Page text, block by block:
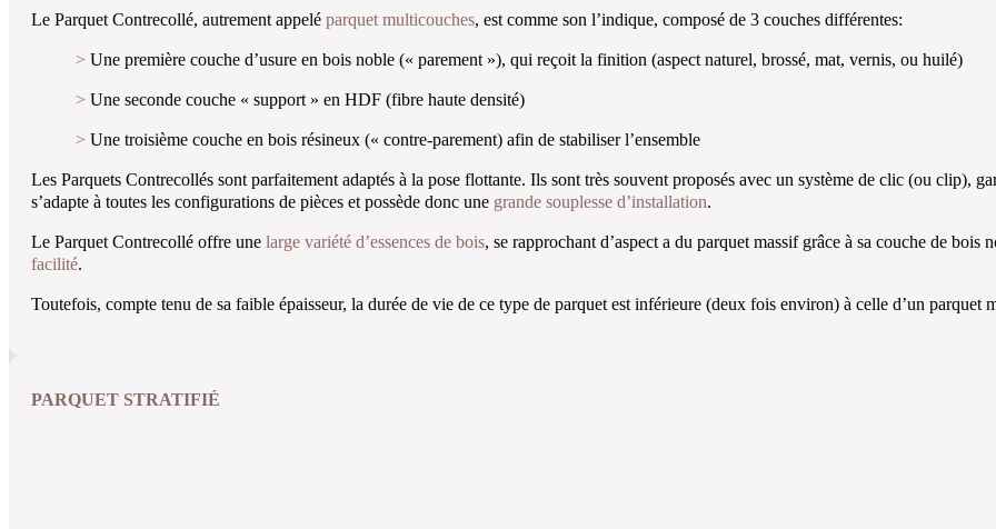
Le Parquet Contrecollé, autrement appelé parquet multicouches, est comme son l’indique, composé de 3 couches différentes:
> Une première couche d’usure en bois noble (« parement »), qui reçoit la finition (aspect naturel, brossé, mat, vernis, ou huilé)
> Une seconde couche « support » en HDF (fibre haute densité)
> Une troisième couche en bois résineux (« contre-parement) afin de stabiliser l’ensemble
Les Parquets Contrecollés sont parfaitement adaptés à la pose flottante. Ils sont très souvent proposés avec un système de clic (ou clip),
s’adapte à toutes les configurations de pièces et possède donc une grande souplesse d’installation.
Le Parquet Contrecollé offre une large variété d’essences de bois, se rapprochant d’aspect a du parquet massif grâce à sa couche de bois
facilité.
Toutefois, compte tenu de sa faible épaisseur, la durée de vie de ce type de parquet est inférieure (deux fois environ) à celle d’un parquet
PARQUET STRATIFIÉ